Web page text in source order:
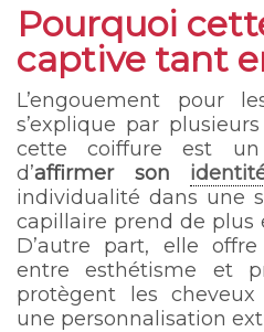
Pourquoi
captive tant
L’engouement pour
s’explique par
cette coiffure est un
d’affirmer son
individualité dans une
capillaire prend de plus
D’autre part, elle
entre esthétisme et
protègent les
une personnalisation